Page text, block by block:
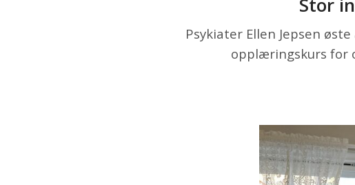
Psykiater Ellen Jepsen
opplæringskurs for